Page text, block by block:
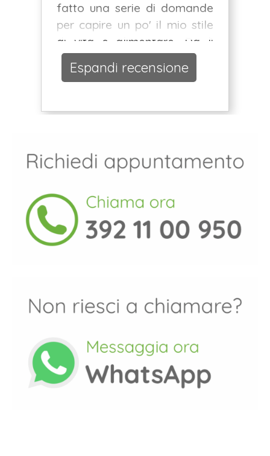
fatto una serie di domande
per capire un po' il mio stile
di vita e alimentare. Da lì
grazie al piano alimentare
ho iniziato il mio percorso di
Posso dire di essere
questo studio lo consiglio.
Espandi recensione